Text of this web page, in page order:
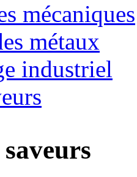
mécaniques
métaux
industriel